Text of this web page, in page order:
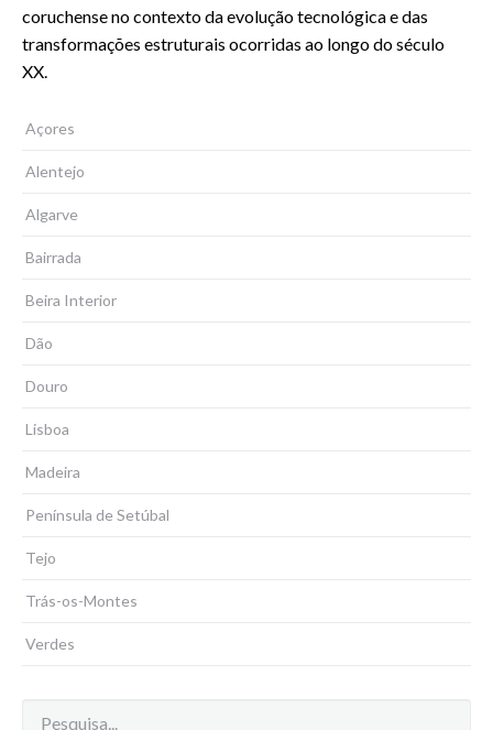
coruchense no contexto da evolução tecnológica e das
transformações estruturais ocorridas ao longo do século
XX.
Açores
Alentejo
Algarve
Bairrada
Beira Interior
Dão
Douro
Lisboa
Madeira
Península de Setúbal
Tejo
Trás-os-Montes
Verdes